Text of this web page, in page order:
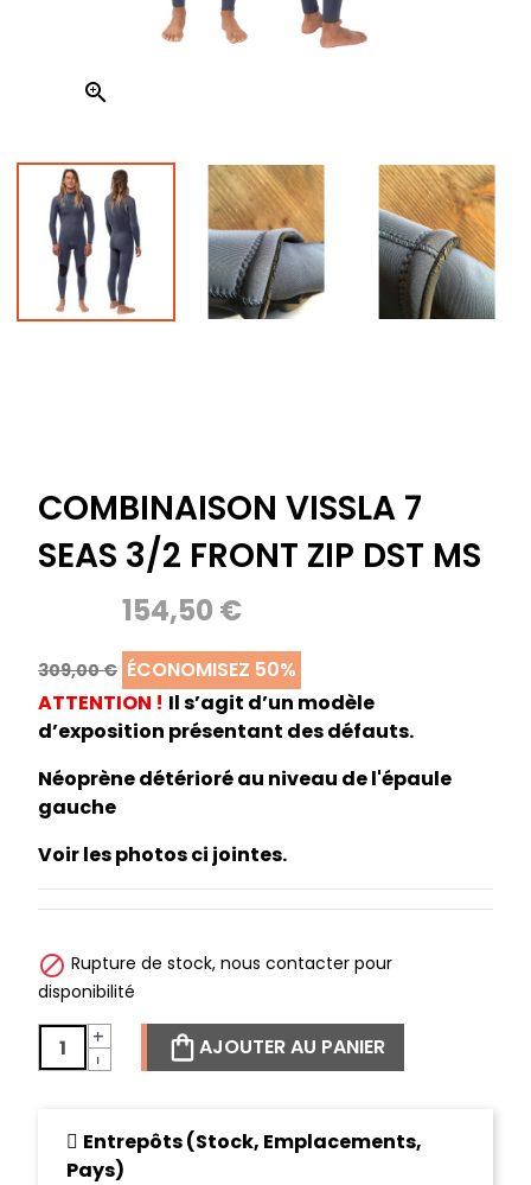

COMBINAISON VISSLA 7
SEAS 3/2 FRONT ZIP DST MS
309,00 €
154,50 €
ÉCONOMISEZ 50%
ATTENTION ! Il s’agit d’un modèle
d’exposition présentant des défauts.
Néoprène détérioré au niveau de l'épaule
gauche
Voir les photos ci jointes.
 Rupture de stock, nous contacter pour
disponibilité
-
+ AJOUTER AU PANIER
Entrepôts (Stock, Emplacements,
Pays)